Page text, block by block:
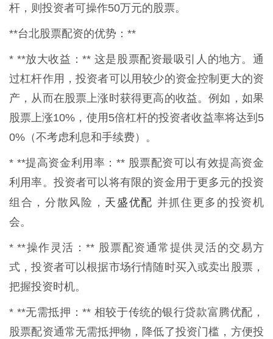
杆，则投资者可操作50万元的股票。
**台北股票配资的优势：**
* **放大收益：** 这是股票配资最吸引人的地方。通
过杠杆作用，投资者可以用较少的资金控制更大的资
产，从而在股票上涨时获得更高的收益。例如，如果
股票上涨10%，使用5倍杠杆的投资者收益率将达到5
0%（不考虑利息和手续费）。
* **提高资金利用率：** 股票配资可以有效提高资金
利用率。投资者可以将有限的资金用于更多元的投资
组合，分散风险， 天盛优配 并抓住更多的投资机
会。
* **操作灵活：** 股票配资通常提供灵活的交易方
式，投资者可以根据市场行情随时买入或卖出股票，
把握投资时机。
* **无需抵押：** 相较于传统的银行贷款富腾优配，
股票配资通常无需抵押物，降低了投资门槛，方便投